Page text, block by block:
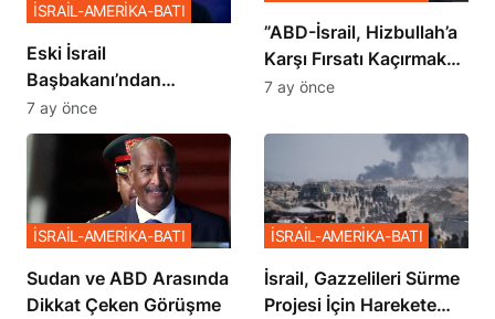
Eski İsrail
Başbakanı’ndan
Netanyahu’ya Ağır
Sözler
İSRAİL-AMERİKA-BATI
7 ay önce
​​​​​​​”ABD-İsrail, Hizbullah’a
Karşı Fırsatı Kaçırmak
İstemiyor”
7 ay önce
Sudan ve ABD Arasında
Dikkat Çeken Görüşme
İSRAİL-AMERİKA-BATI
İsrail, Gazzelileri Sürme
Projesi İçin Harekete
İSRAİL-AMERİKA-BATI